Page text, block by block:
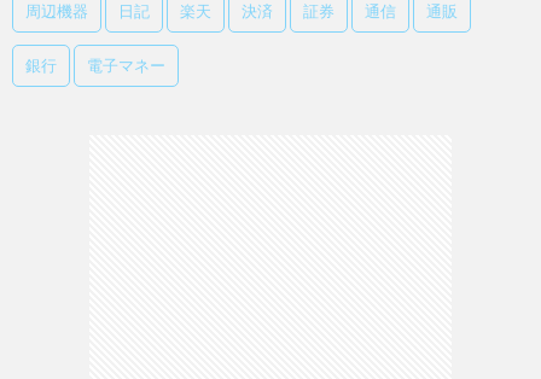
周辺機器 日記 楽天 決済 証券 通信 通販
銀行 電子マネー